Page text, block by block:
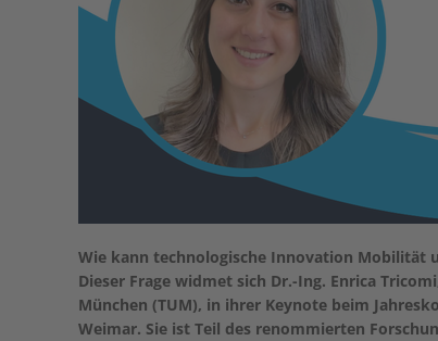
Wie kann technologische Innovation Mobilität
Dieser Frage widmet sich Dr.-Ing. Enrica
München (TUM), in ihrer Keynote beim
Weimar. Sie ist Teil des renommierten